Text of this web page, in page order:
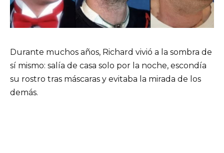
Durante muchos años, Richard vivió a la sombra de
sí mismo: salía de casa solo por la noche, escondía
su rostro tras máscaras y evitaba la mirada de los
demás.